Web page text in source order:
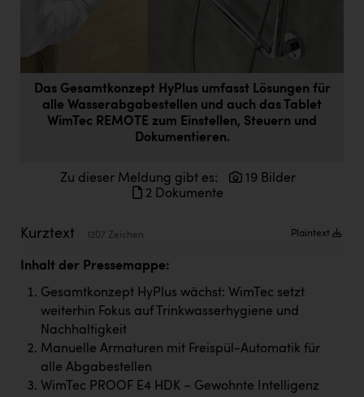
everfield
Firmenradl
INTERSPORT Austria
Jesolo
Jane Goodall Institute Austria
Kärcher
Das Gesamtkonzept HyPlus umfasst Lösungen für
alle Wasserabgabestellen und auch das Tablet
WimTec REMOTE zum Einstellen, Steuern und
Dokumentieren.
Zu dieser Meldung gibt es:
19 Bilder
2 Dokumente
Kurztext 1207 Zeichen Plaintext
Inhalt der Pressemappe:
Gesamtkonzept HyPlus wächst: WimTec setzt
weiterhin Fokus auf Trinkwasserhygiene und
Nachhaltigkeit
Manuelle Armaturen mit Freispül-Automatik für
alle Abgabestellen
WimTec PROOF E4 HDK – Gewohnte Intelligenz